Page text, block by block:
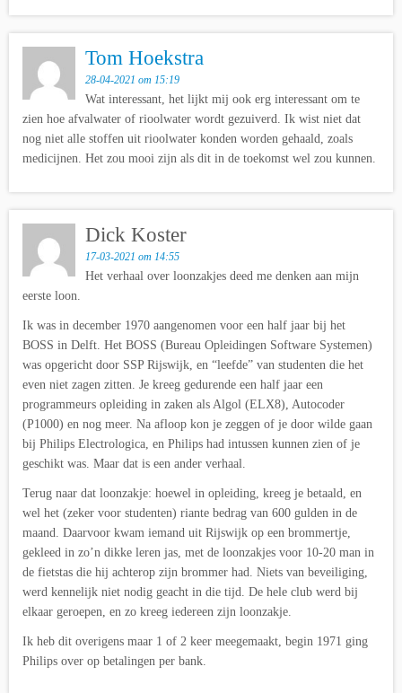
Tom Hoekstra
28-04-2021 om 15:19
Wat interessant, het lijkt mij ook erg interessant om te
zien hoe afvalwater of rioolwater wordt gezuiverd. Ik wist niet dat
nog niet alle stoffen uit rioolwater konden worden gehaald, zoals
medicijnen. Het zou mooi zijn als dit in de toekomst wel zou kunnen.
Dick Koster
17-03-2021 om 14:55
Het verhaal over loonzakjes deed me denken aan mijn
eerste loon.
Ik was in december 1970 aangenomen voor een half jaar bij het
BOSS in Delft. Het BOSS (Bureau Opleidingen Software Systemen)
was opgericht door SSP Rijswijk, en “leefde” van studenten die het
even niet zagen zitten. Je kreeg gedurende een half jaar een
programmeurs opleiding in zaken als Algol (ELX8), Autocoder
(P1000) en nog meer. Na afloop kon je zeggen of je door wilde gaan
bij Philips Electrologica, en Philips had intussen kunnen zien of je
geschikt was. Maar dat is een ander verhaal.
Terug naar dat loonzakje: hoewel in opleiding, kreeg je betaald, en
wel het (zeker voor studenten) riante bedrag van 600 gulden in de
maand. Daarvoor kwam iemand uit Rijswijk op een brommertje,
gekleed in zo’n dikke leren jas, met de loonzakjes voor 10-20 man in
de fietstas die hij achterop zijn brommer had. Niets van beveiliging,
werd kennelijk niet nodig geacht in die tijd. De hele club werd bij
elkaar geroepen, en zo kreeg iedereen zijn loonzakje.
Ik heb dit overigens maar 1 of 2 keer meegemaakt, begin 1971 ging
Philips over op betalingen per bank.